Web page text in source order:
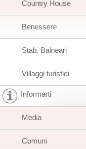
Country House
Benessere
Stab. Balneari
Villaggi turistici
Informarti
Media
Comuni